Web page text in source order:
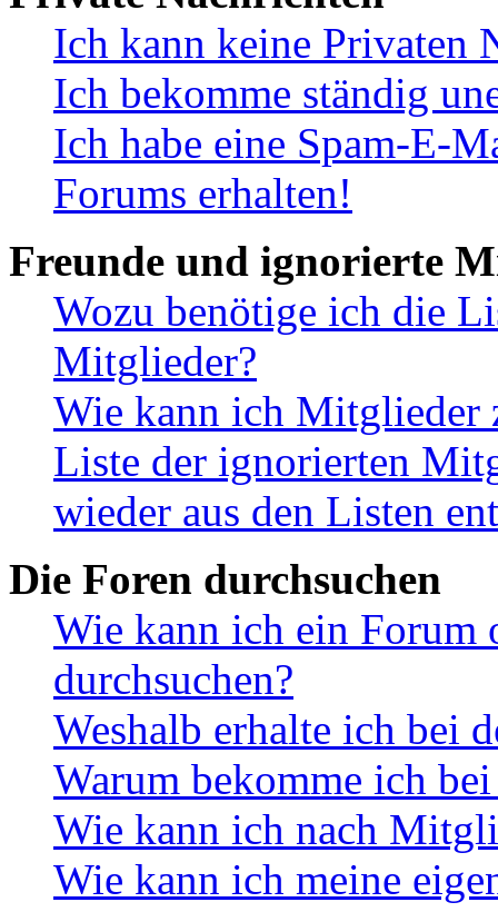
Ich kann keine Privaten
Ich bekomme ständig
Ich habe eine Spam-E-
Forums erhalten!
Freunde und ignorierte
Wozu benötige ich die
Mitglieder?
Wie kann ich Mitglieder
Liste der ignorierten
wieder aus den Listen
Die Foren durchsuchen
Wie kann ich ein Forum
durchsuchen?
Weshalb erhalte ich bei
Warum bekomme ich
Wie kann ich nach
Wie kann ich meine